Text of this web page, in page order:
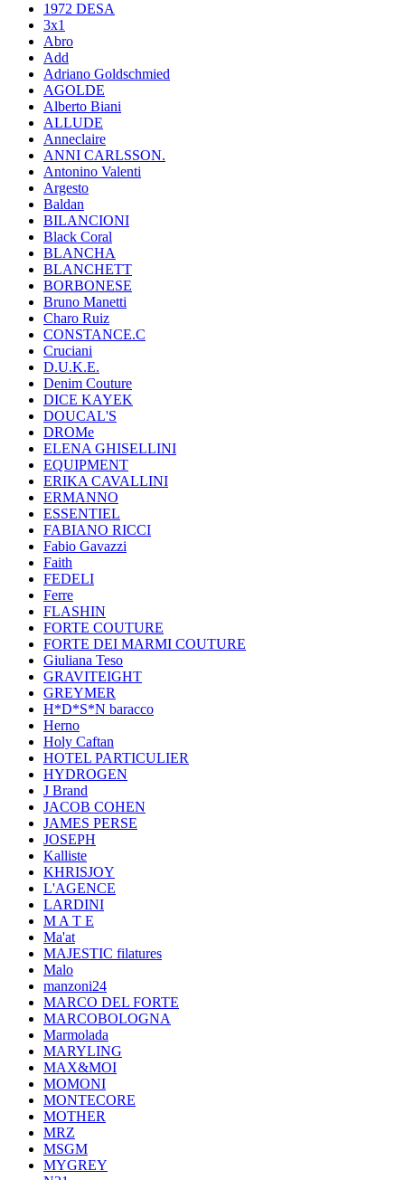
1972 DESA
3x1
Abro
Add
Adriano Goldschmied
AGOLDE
Alberto Biani
ALLUDE
Anneclaire
ANNI CARLSSON.
Antonino Valenti
Argesto
Baldan
BILANCIONI
Black Coral
BLANCHA
BLANCHETT
BORBONESE
Bruno Manetti
Charo Ruiz
CONSTANCE.C
Cruciani
D.U.K.E.
Denim Couture
DICE KAYEK
DOUCAL'S
DROMe
ELENA GHISELLINI
EQUIPMENT
ERIKA CAVALLINI
ERMANNO
ESSENTIEL
FABIANO RICCI
Fabio Gavazzi
Faith
FEDELI
Ferre
FLASHIN
FORTE COUTURE
FORTE DEI MARMI COUTURE
Giuliana Teso
GRAVITEIGHT
GREYMER
H*D*S*N baracco
Herno
Holy Caftan
HOTEL PARTICULIER
HYDROGEN
J Brand
JACOB COHEN
JAMES PERSE
JOSEPH
Kalliste
KHRISJOY
L'AGENCE
LARDINI
M A T E
Ma'at
MAJESTIC filatures
Malo
manzoni24
MARCO DEL FORTE
MARCOBOLOGNA
Marmolada
MARYLING
MAX&MOI
MOMONI
MONTECORE
MOTHER
MRZ
MSGM
MYGREY